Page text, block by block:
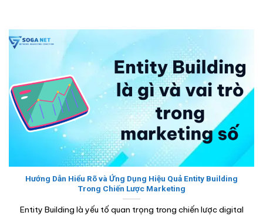
Hướng Dẫn Hiểu Rõ và Ứng Dụng Hiệu Quả Entity Building
Trong Chiến Lược Marketing
Entity Building là yếu tố quan trọng trong chiến lược digital